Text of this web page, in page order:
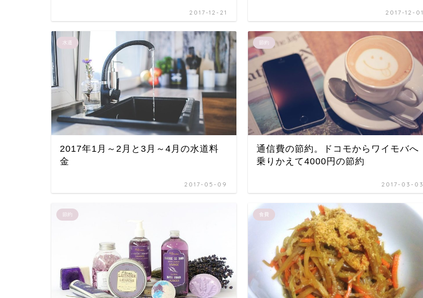
2017-12-21 2017-12-01
水道
2017年1月～2月と3月～4月の水道料
金
2017-05-09
節約
通信費の節約。ドコモからワイモバへ
乗りかえて4000円の節約
2017-03-03
節約 食費